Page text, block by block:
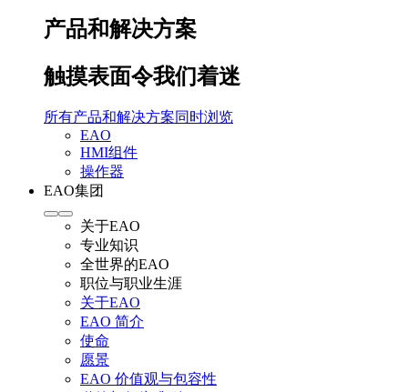
产品和解决方案
触摸表面令我们着迷
所有产品和解决方案同时浏览
EAO
HMI组件
操作器
EAO集团
关于EAO
专业知识
全世界的EAO
职位与职业生涯
关于EAO
EAO 简介
使命
愿景
EAO 价值观与包容性